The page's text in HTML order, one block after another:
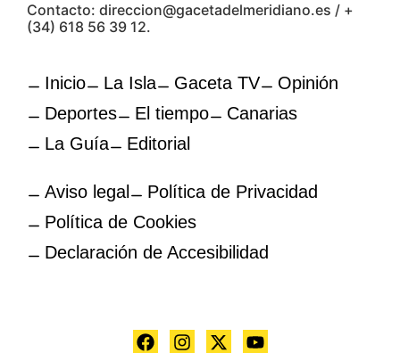
Contacto: direccion@gacetadelmeridiano.es / +
(34) 618 56 39 12.
Inicio La Isla Gaceta TV
Opinión
Deportes
El tiempo
Canarias
La Guía
Editorial
Aviso legal
Política de Privacidad
Política de Cookies
Declaración de Accesibilidad